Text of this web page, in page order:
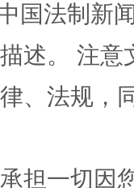
国法制新
述。 注
、法规，
担一切因